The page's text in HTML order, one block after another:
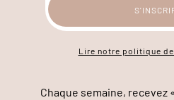
Lire notre politique
Chaque semaine, recevez